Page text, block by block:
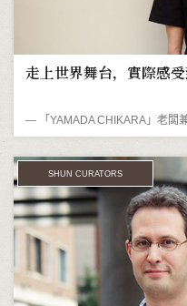
走上世界舞台，實際感
― 「YAMADA CHIKARA」老闆
SHUN CURATORS